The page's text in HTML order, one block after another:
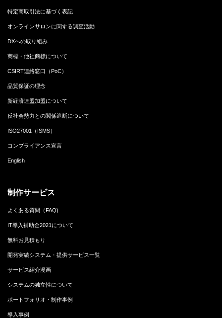
特定商取引法に基づく表記
オンラインサロンに関する調査活動
DXへの取り組み
商標・他社商標について
CSIRT連絡窓口（PoC）
品質保証の理念
新経済連盟加盟について
反社会勢力との関係遮断について
ISO27001（ISMS）
コンプライアンス宣言
English
制作サービス
よくある質問（FAQ)
IT導入補助金2021について
無料お見積もり
開発実績システム・提供サービス一覧
サービス紹介漫画
システムの独立性について
ポートフォリオ・制作事例
導入事例